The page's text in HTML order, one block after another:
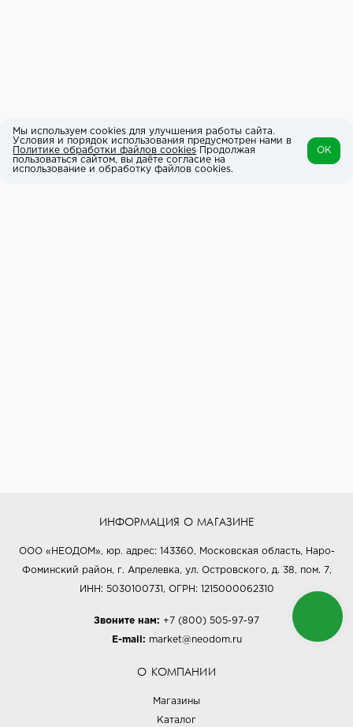
ИНФОРМАЦИЯ О МАГАЗИНЕ
ООО «НЕОДОМ», юр. адрес: 143360, Московская область, Наро-
Фоминский район, г. Апрелевка, ул. Островского, д. 38, пом. 7,
ИНН: 5030100731, ОГРН: 1215000062310
Звоните нам: +7 (800) 505-97-97
E-mail: market@neodom.ru
О КОМПАНИИ
Магазины
Каталог
Мы используем cookies для улучшения работы сайта.
Условия и порядок использования предусмотрен нами в
Политике обработки файлов cookies Продолжая
пользоваться сайтом, вы даёте согласие на
использование и обработку файлов cookies.
OK